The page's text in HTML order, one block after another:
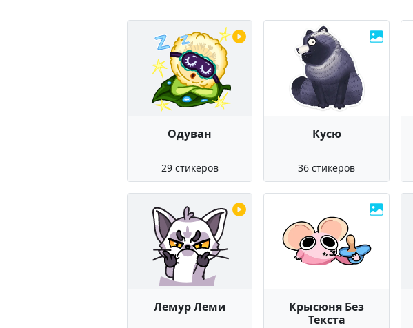
Одуван
29 стикеров
Кусю
36 стикеров
Лемур Леми
Крысюня Без
Текста